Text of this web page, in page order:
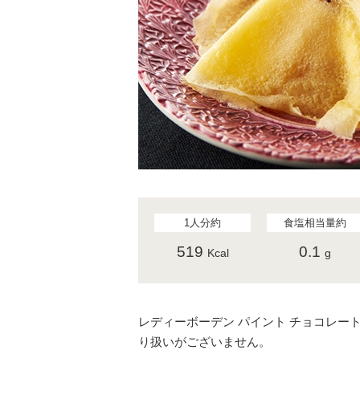
1人分約
519 Kcal
食塩相当量約
0.1 g
レディーボーデン パイント チョコレー
り扱いがございません。